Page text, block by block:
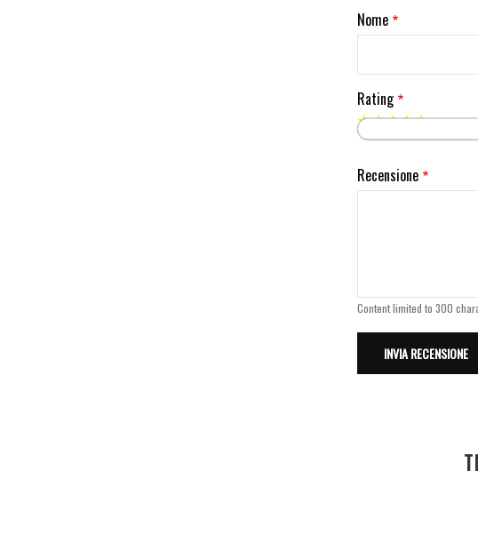
Nome
Rating
Recensione
Content limited to 300